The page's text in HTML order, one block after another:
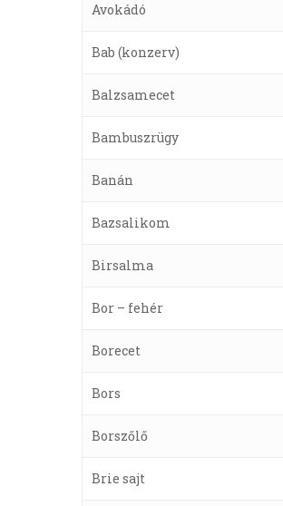
Avokádó
Bab (konzerv)
Balzsamecet
Bambuszrügy
Banán
Bazsalikom
Birsalma
Bor – fehér
Borecet
Bors
Borszőlő
Brie sajt